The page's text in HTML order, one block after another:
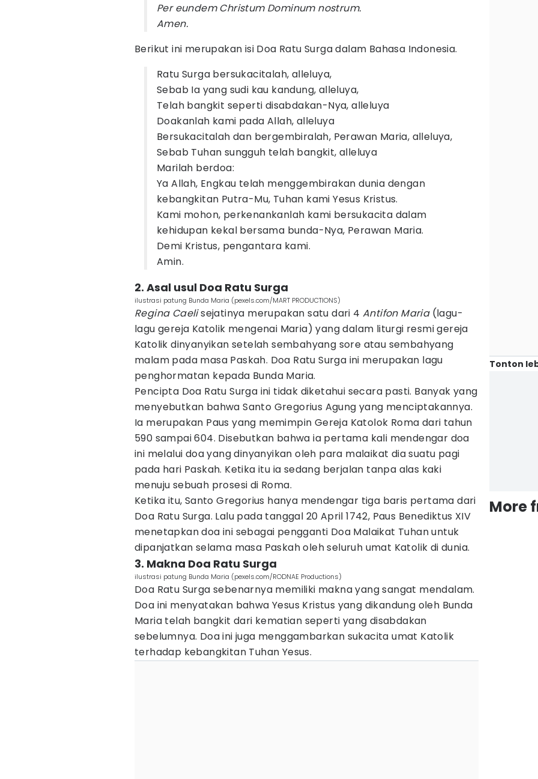
Per eundem Christum Dominum nostrum.
Amen.
Berikut ini merupakan isi Doa Ratu Surga dalam Bahasa Indonesia.
Ratu Surga bersukacitalah, alleluya,
Sebab Ia yang sudi kau kandung, alleluya,
Telah bangkit seperti disabdakan-Nya, alleluya
Doakanlah kami pada Allah, alleluya
Bersukacitalah dan bergembiralah, Perawan Maria, alleluya,
Sebab Tuhan sungguh telah bangkit, alleluya
Marilah berdoa:
Ya Allah, Engkau telah menggembirakan dunia dengan
kebangkitan Putra-Mu, Tuhan kami Yesus Kristus.
Kami mohon, perkenankanlah kami bersukacita dalam
kehidupan kekal bersama bunda-Nya, Perawan Maria.
Demi Kristus, pengantara kami.
Amin.
2. Asal usul Doa Ratu Surga
ilustrasi patung Bunda Maria (pexels.com/MART PRODUCTIONS)
Regina Caelisejatinya merupakan satu dari 4Antifon Maria(lagu-
lagu gereja Katolik mengenai Maria) yang dalam liturgi resmi gereja
Katolik dinyanyikan setelah sembahyang sore atau sembahyang
malam pada masa Paskah. Doa Ratu Surga ini merupakan lagu
penghormatan kepada Bunda Maria.
Pencipta Doa Ratu Surga ini tidak diketahui secara pasti. Banyak yang
menyebutkan bahwa Santo Gregorius Agung yang menciptakannya.
Ia merupakan Paus yang memimpin Gereja Katolok Roma dari tahun
590 sampai 604. Disebutkan bahwa ia pertama kali mendengar doa
ini melalui doa yang dinyanyikan oleh para malaikat dia suatu pagi
pada hari Paskah. Ketika itu ia sedang berjalan tanpa alas kaki
menuju sebuah prosesi di Roma.
Ketika itu, Santo Gregorius hanya mendengar tiga baris pertama dari
Doa Ratu Surga. Lalu pada tanggal 20 April 1742, Paus Benediktus XIV
menetapkan doa ini sebagai pengganti Doa Malaikat Tuhan untuk
dipanjatkan selama masa Paskah oleh seluruh umat Katolik di dunia.
3. Makna Doa Ratu Surga
ilustrasi patung Bunda Maria (pexels.com/RODNAE Productions)
Doa Ratu Surga sebenarnya memiliki makna yang sangat mendalam.
Doa ini menyatakan bahwa Yesus Kristus yang dikandung oleh Bunda
Maria telah bangkit dari kematian seperti yang disabdakan
sebelumnya. Doa ini juga menggambarkan sukacita umat Katolik
terhadap kebangkitan Tuhan Yesus.
Tonton
More